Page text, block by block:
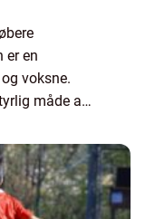
er en
voksne.
måde at
fantasi.